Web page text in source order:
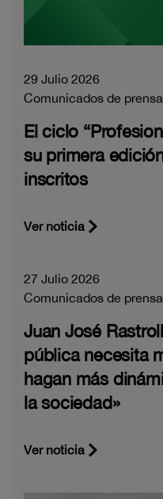
29 Julio 2026
Comunicados de prensa
El ciclo
su primera
inscritos
Ver noticia
27 Julio 2026
Comunicados de prensa
Juan José
pública necesita
hagan más
la sociedad»
Ver noticia